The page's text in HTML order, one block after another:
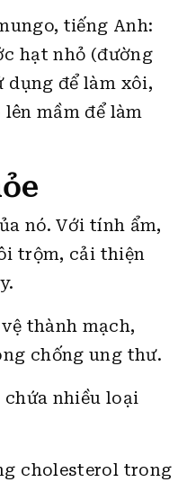
tiếng Anh:
hạt nhỏ (đường
dụng để làm xôi,
mầm để làm
nó. Với tính ẩm,
trộm, cải thiện
thành mạch,
chống ung thư.
chứa nhiều loại
cholesterol trong